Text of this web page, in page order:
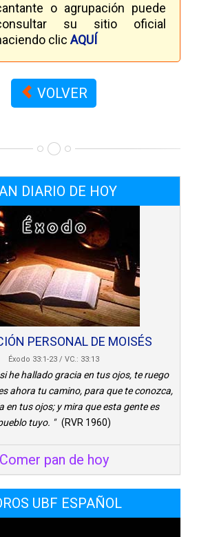
o agrupación puede
su sitio oficial
clic AQUÍ
VOLVER
DIARIO DE HOY
PERSONAL DE MOISÉS
Éxodo 33:1-23 / VC.: 33:13
he hallado gracia en tus ojos, te ruego
ahora tu camino, para que te conozca,
en tus ojos; y mira que esta gente es
tuyo. "(RVR 1960)
Comer pan de hoy
UBF ESPAÑOL